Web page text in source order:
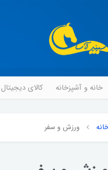
خانه و آشپزخانه کالای دیجیتال
ورزش و سفر